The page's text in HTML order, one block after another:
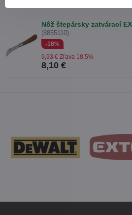
Nôž štepársky zatvárací
(8855110)
-18%
8,10 €
9,93 € Zľava 18.5%